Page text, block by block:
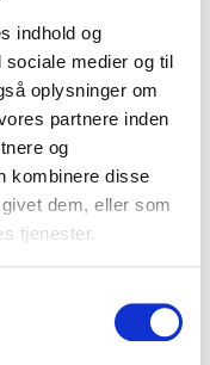
indhold og
medier og til
oplysninger om
partnere inden
og
kombinere disse
dem, eller som
tjenester.
dele
vinteren
300 kr.
dette wellness